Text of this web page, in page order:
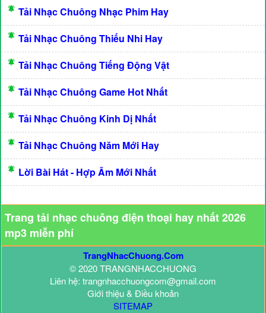
Tải Nhạc Chuông Nhạc Phim Hay
Tải Nhạc Chuông Thiếu Nhi Hay
Tải Nhạc Chuông Tiếng Động Vật
Tải Nhạc Chuông Game Hot Nhất
Tải Nhạc Chuông Kinh Dị Nhất
Tải Nhạc Chuông Năm Mới Hay
Lời Bài Hát - Hợp Âm Mới Nhất
Trang tải nhạc chuông điện thoại hay nhất 2026
mp3 miễn phí
TrangNhacChuong.Com
© 2020 TRANGNHACCHUONG
Liên hệ: trangnhacchuongcom@gmail.com
Giới thiệu & Điều khoản
SITEMAP